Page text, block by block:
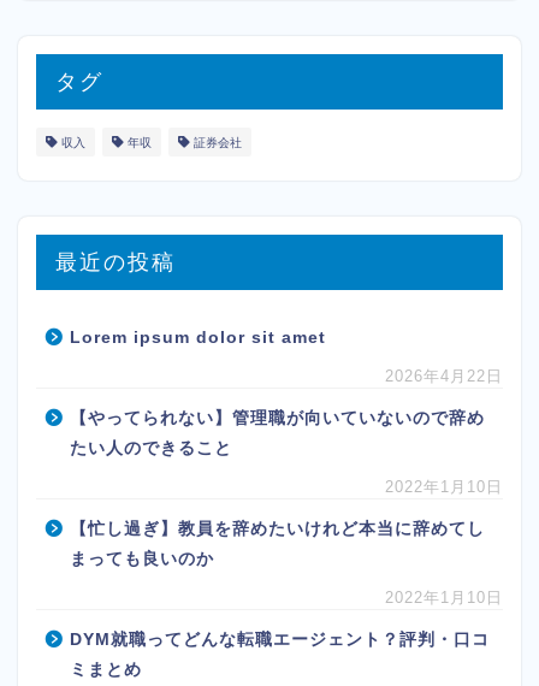
タグ
収入 年収 証券会社
最近の投稿
Lorem ipsum dolor sit amet
2026年4月22日
【やってられない】管理職が向いていないので辞め
たい人のできること
2022年1月10日
【忙し過ぎ】教員を辞めたいけれど本当に辞めてし
まっても良いのか
2022年1月10日
DYM就職ってどんな転職エージェント？評判・口コ
ミまとめ